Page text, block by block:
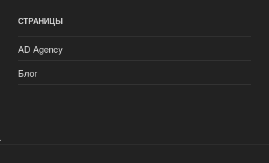
СТРАНИЦЫ
AD Agency
Блог
.